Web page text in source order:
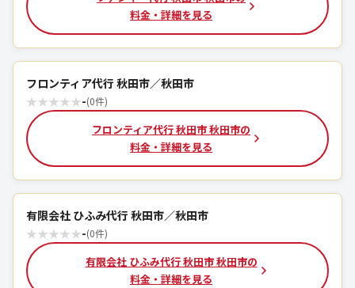
料金・詳細を見る
フロンティア代行 秋田市／秋田市
★★★★★-(0件)
フロンティア代行 秋田市 秋田市の
料金・詳細を見る
有限会社 ひふみ代行 秋田市／秋田市
★★★★★-(0件)
有限会社 ひふみ代行 秋田市 秋田市の
料金・詳細を見る